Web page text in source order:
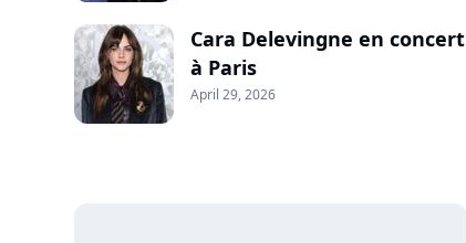
Cara Delevingne en concert
à Paris
April 29, 2026